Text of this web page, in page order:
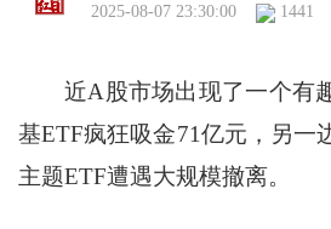
2025-08-07 23:30:00
1441
近A股市场出现了一个有
基ETF疯狂吸金71亿元，另一
主题ETF遭遇大规模撤离。